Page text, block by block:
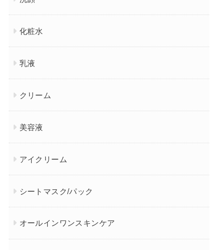
化粧水
乳液
クリーム
美容液
アイクリーム
シートマスク/パック
オールインワンスキンケア